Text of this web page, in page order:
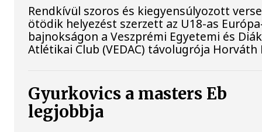
Rendkívül szoros és kiegyensúlyozott
ötödik helyezést szerzett az U18-as
bajnokságon a Veszprémi Egyetemi és Diák
Atlétikai Club (VEDAC) távolugrója
Gyurkovics a masters Eb
legjobbja